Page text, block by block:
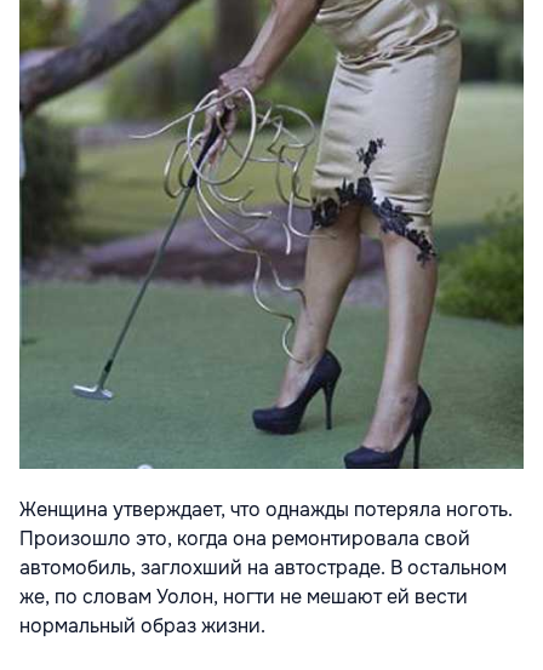
Женщина утверждает, что однажды потеряла ноготь.
Произошло это, когда она ремонтировала свой
автомобиль, заглохший на автостраде. В остальном
же, по словам Уолон, ногти не мешают ей вести
нормальный образ жизни.